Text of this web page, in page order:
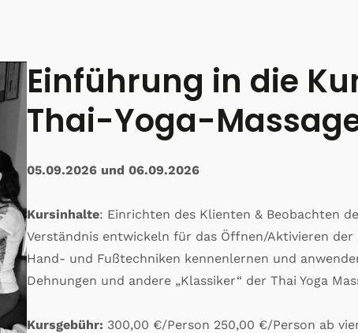
Einführung in die
Thai-Yoga-
05.09.2026 und 06.09.2026
Kursinhalte: Einrichten des Klienten & Beobachten
Verständnis entwickeln für das Öffnen/Aktivieren der
Hand- und Fußtechniken kennenlernen und
Dehnungen und andere „Klassiker“ der Thai Yoga
Kursgebühr: 300,00 €/Person 250,00 €/Person ab